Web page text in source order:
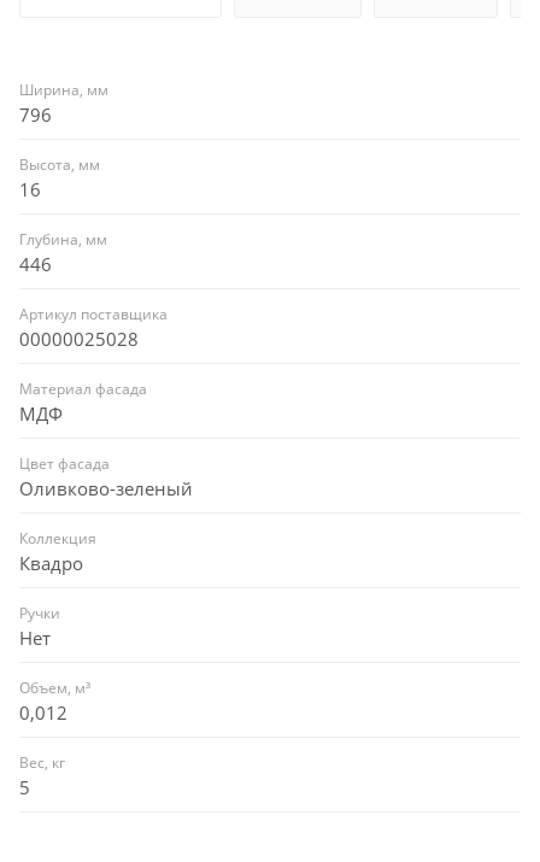
Ширина, мм
796
Высота, мм
16
Глубина, мм
446
Артикул поставщика
00000025028
Материал фасада
МДФ
Цвет фасада
Оливково-зеленый
Коллекция
Квадро
Ручки
Нет
Объем, м³
0,012
Вес, кг
5